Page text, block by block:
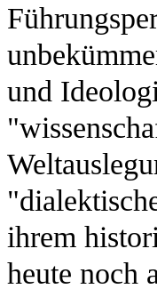
und
ihrem
heute noch